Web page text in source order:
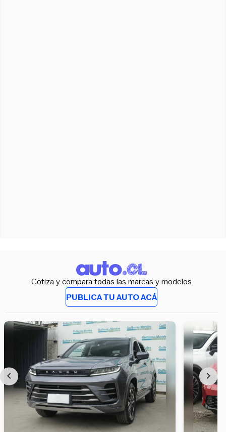
Cotiza y compara todas las marcas y modelos
PUBLICA TU AUTO ACÁ